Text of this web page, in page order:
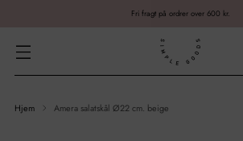
Fri fragt på ordrer over 600 kr.
Hjem Amera salatskål Ø22 cm. beige